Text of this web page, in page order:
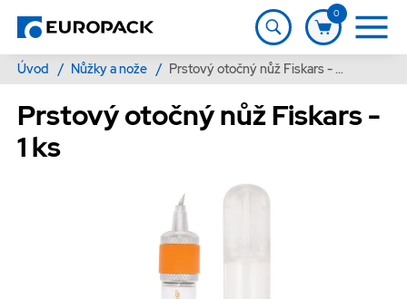
0
Úvod / Nůžky a nože / Prstový otočný nůž Fiskars - 1 ks
Prstový otočný nůž Fiskars -
1 ks